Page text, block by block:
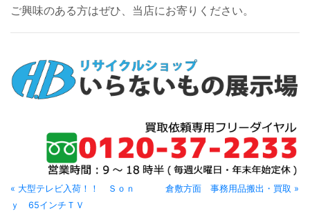
ご興味のある方はぜひ、当店にお寄りください。
« 大型テレビ入荷！！ Ｓｏｎ
ｙ 65インチＴＶ
倉敷方面 事務用品搬出・買取 »